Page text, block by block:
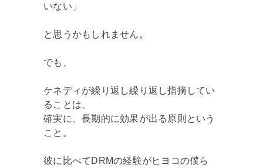
いない」
と思うかもしれません。
でも、
ケネディが繰り返し繰り返し指摘してい
ることは、
確実に、長期的に効果が出る原則という
こと。
彼に比べてDRMの経験がヒヨコの僕ら